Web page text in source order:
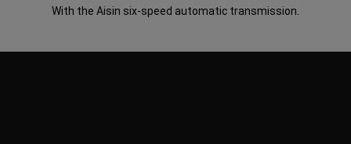
With the Aisin six-speed automatic transmission.